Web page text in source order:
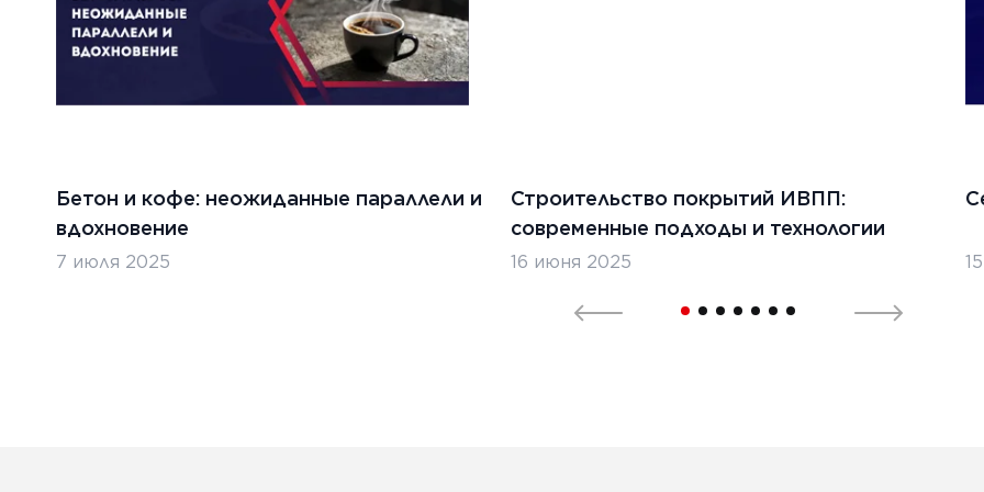
Бетон и кофе: неожиданные параллели и
вдохновение
7 июля 2025
Строительство покрытий ИВПП:
современные подходы и технологии
16 июня 2025